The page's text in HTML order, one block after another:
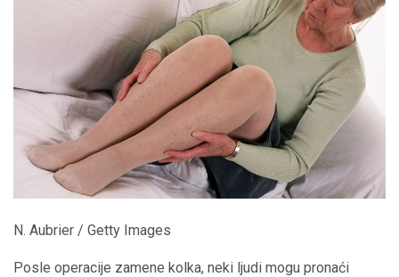
N. Aubrier / Getty Images
Posle operacije zamene kolka, neki ljudi mogu pronaći